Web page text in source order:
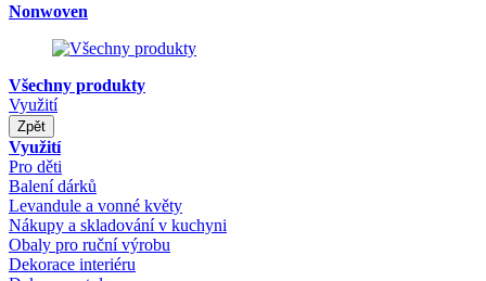
Nonwoven
Všechny produkty
Využití
Zpět
Využití
Pro děti
Balení dárků
Levandule a vonné květy
Nákupy a skladování v kuchyni
Obaly pro ruční výrobu
Dekorace interiéru